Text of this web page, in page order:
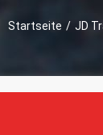
Startseite / JD